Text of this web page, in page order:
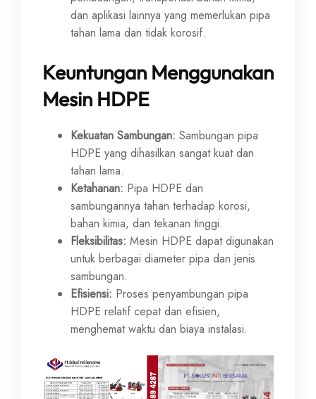
dan aplikasi lainnya yang memerlukan pipa
tahan lama dan tidak korosif.
Keuntungan Menggunakan
Mesin HDPE
Kekuatan Sambungan: Sambungan pipa
HDPE yang dihasilkan sangat kuat dan
tahan lama.
Ketahanan: Pipa HDPE dan
sambungannya tahan terhadap korosi,
bahan kimia, dan tekanan tinggi.
Fleksibilitas: Mesin HDPE dapat digunakan
untuk berbagai diameter pipa dan jenis
sambungan.
Efisiensi: Proses penyambungan pipa
HDPE relatif cepat dan efisien,
menghemat waktu dan biaya instalasi.